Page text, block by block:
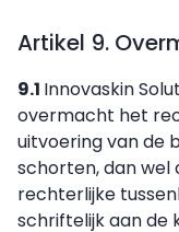
Artikel 9.
9.1 Innovaskin
overmacht het
uitvoering van de
schorten, dan wel
rechterlijke
schriftelijk aan de